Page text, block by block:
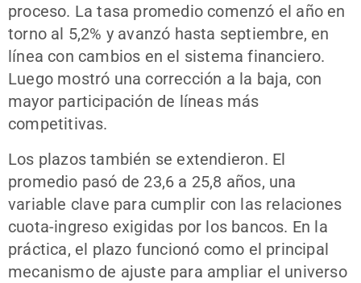
proceso. La tasa promedio comenzó el año en
torno al 5,2% y avanzó hasta septiembre, en
línea con cambios en el sistema financiero.
Luego mostró una corrección a la baja, con
mayor participación de líneas más
competitivas.
Los plazos también se extendieron. El
promedio pasó de 23,6 a 25,8 años, una
variable clave para cumplir con las relaciones
cuota-ingreso exigidas por los bancos. En la
práctica, el plazo funcionó como el principal
mecanismo de ajuste para ampliar el universo